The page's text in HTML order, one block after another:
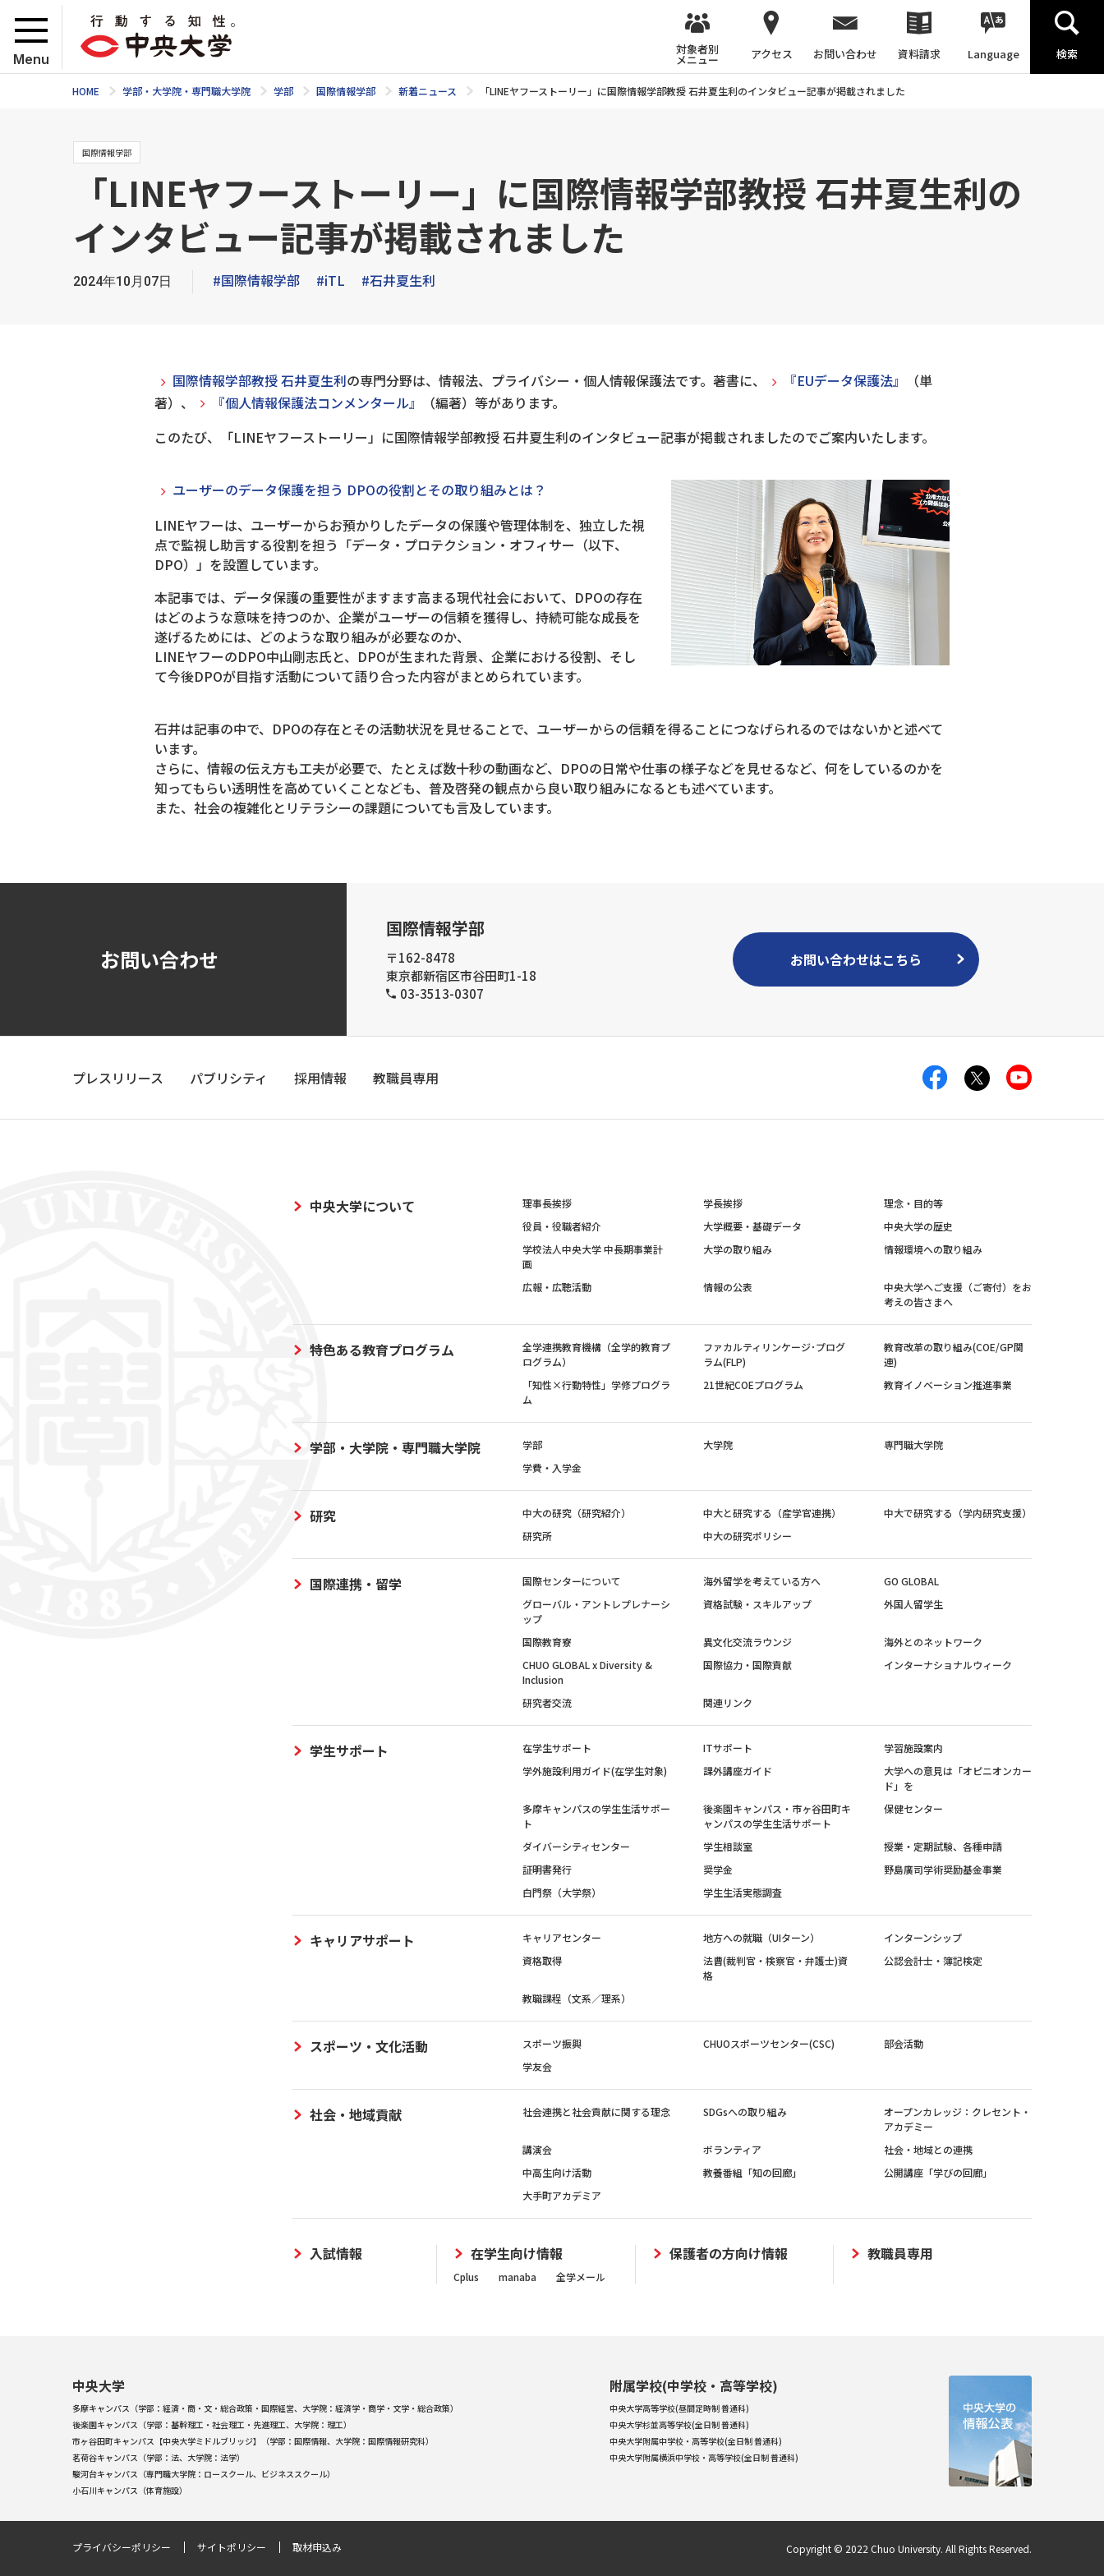
Menu
対象者別
メニュー アクセス お問い合わせ 資料請求 Language 検索
HOME 学部・大学院・専門職大学院 学部 国際情報学部 新着ニュース 「LINEヤフーストーリー」に国際情報学部教授 石井夏生利のインタビュー記事が掲載されました
国際情報学部
「LINEヤフーストーリー」に国際情報学部教授 石井夏生利の
インタビュー記事が掲載されました
2024年10月07日 #国際情報学部 #iTL #石井夏生利
国際情報学部教授 石井夏生利の専門分野は、情報法、プライバシー・個人情報保護法です。著書に、 『EUデータ保護法』
（単
著）、
『個人情報保護法コンメンタール』
（編著）等があります。
このたび、「LINEヤフーストーリー」に国際情報学部教授 石井夏生利のインタビュー記事が掲載されましたのでご案内いたします。
ユーザーのデータ保護を担う DPOの役割とその取り組みとは？
LINEヤフーは、ユーザーからお預かりしたデータの保護や管理体制を、独立した視
点で監視し助言する役割を担う「データ・プロテクション・オフィサー（以下、
DPO）」を設置しています。
本記事では、データ保護の重要性がますます高まる現代社会において、DPOの存在
はどのような意味を持つのか、企業がユーザーの信頼を獲得し、持続可能な成長を
遂げるためには、どのような取り組みが必要なのか、
LINEヤフーのDPO中山剛志氏と、DPOが生まれた背景、企業における役割、そし
て今後DPOが目指す活動について語り合った内容がまとめられています。
石井は記事の中で、DPOの存在とその活動状況を見せることで、ユーザーからの信頼を得ることにつなげられるのではないかと述べて
います。
さらに、情報の伝え方も工夫が必要で、たとえば数十秒の動画など、DPOの日常や仕事の様子などを見せるなど、何をしているのかを
知ってもらい透明性を高めていくことなども、普及啓発の観点から良い取り組みになるとも述べています。
また、社会の複雑化とリテラシーの課題についても言及しています。
お問い合わせ
国際情報学部
〒162-8478
東京都新宿区市谷田町1-18
03-3513-0307
お問い合わせはこちら
プレスリリース パブリシティ 採用情報 教職員専用
中央大学について 理事長挨拶 学長挨拶
理念・目的等
役員・役職者紹介
大学概要・基礎データ
中央大学の歴史
学校法人中央大学 中長期事業計
画
大学の取り組み 情報環境への取り組み
広報・広聴活動 情報の公表
中央大学へご支援（ご寄付）をお
考えの皆さまへ
特色ある教育プログラム
全学連携教育機構（全学的教育プ
ログラム）
ファカルティリンケージ･プログ
ラム(FLP)
教育改革の取り組み(COE/GP関
連)
「知性×行動特性」学修プログラ
ム
21世紀COEプログラム 教育イノベーション推進事業
学部・大学院・専門職大学院 学部 大学院
専門職大学院
学費・入学金
研究 中大の研究（研究紹介） 中大と研究する（産学官連携）
中大で研究する（学内研究支援）
研究所
中大の研究ポリシー
国際連携・留学 国際センターについて 海外留学を考えている方へ
GO GLOBAL
グローバル・アントレプレナーシ
ップ
資格試験・スキルアップ 外国人留学生
国際教育寮 異文化交流ラウンジ
海外とのネットワーク
CHUO GLOBAL x Diversity &
Inclusion
国際協力・国際貢献 インターナショナルウィーク
研究者交流 関連リンク
学生サポート 在学生サポート ITサポート
学習施設案内
学外施設利用ガイド(在学生対象)
課外講座ガイド
大学への意見は「オピニオンカー
ド」を
多摩キャンパスの学生生活サポー
ト
後楽園キャンパス・市ヶ谷田町キ
ャンパスの学生生活サポート
保健センター
ダイバーシティセンター 学生相談室
授業・定期試験、各種申請
証明書発行
奨学金
野島廣司学術奨励基金事業
白門祭（大学祭）
学生生活実態調査
キャリアサポート キャリアセンター 地方への就職（UIターン）
インターンシップ
資格取得
法曹(裁判官・検察官・弁護士)資
格
公認会計士・簿記検定
教職課程（文系／理系）
スポーツ・文化活動 スポーツ振興 CHUOスポーツセンター(CSC)
部会活動
学友会
社会・地域貢献 社会連携と社会貢献に関する理念 SDGsへの取り組み
オープンカレッジ：クレセント・
アカデミー
講演会
ボランティア
社会・地域との連携
中高生向け活動
教養番組「知の回廊」
公開講座「学びの回廊」
大手町アカデミア
入試情報 在学生向け情報
Cplus manaba 全学メール
保護者の方向け情報 教職員専用
中央大学
多摩キャンパス（学部：経済・商・文・総合政策・国際経営、大学院：経済学・商学・文学・総合政策）
後楽園キャンパス（学部：基幹理工・社会理工・先進理工、大学院：理工）
市ヶ谷田町キャンパス【中央大学ミドルブリッジ】（学部：国際情報、大学院：国際情報研究科）
茗荷谷キャンパス（学部：法、大学院：法学）
駿河台キャンパス（専門職大学院：ロースクール、ビジネススクール）
小石川キャンパス（体育施設）
附属学校(中学校・高等学校)
中央大学高等学校(昼間定時制 普通科)
中央大学杉並高等学校(全日制 普通科)
中央大学附属中学校・高等学校(全日制 普通科)
中央大学附属横浜中学校・高等学校(全日制 普通科)
プライバシーポリシー サイトポリシー 取材申込み Copyright © 2022 Chuo University. All Rights Reserved.